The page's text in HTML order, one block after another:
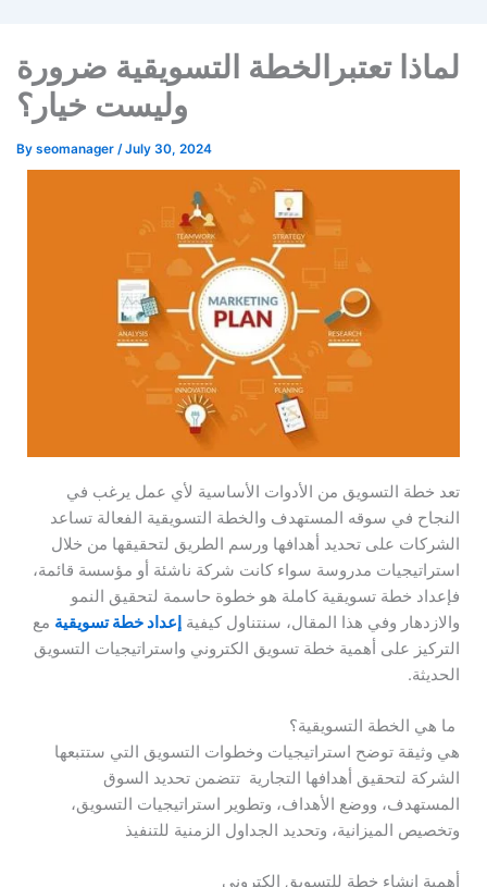
لماذا تعتبرالخطة التسويقية ضرورة
وليست خيار؟​
By seomanager /July 30, 2024
تعد خطة التسويق من الأدوات الأساسية لأي عمل يرغب في
النجاح في سوقه المستهدف والخطة التسويقية الفعالة تساعد
الشركات على تحديد أهدافها ورسم الطريق لتحقيقها من خلال
استراتيجيات مدروسة سواء كانت شركة ناشئة أو مؤسسة قائمة،
فإعداد خطة تسويقية كاملة هو خطوة حاسمة لتحقيق النمو
والازدهار وفي هذا المقال، سنتناول كيفية إعداد خطة تسويقية مع
التركيز على أهمية خطة تسويق الكتروني واستراتيجيات التسويق
الحديثة.
ما هي الخطة التسويقية؟
هي وثيقة توضح استراتيجيات وخطوات التسويق التي ستتبعها
الشركة لتحقيق أهدافها التجارية تتضمن تحديد السوق
المستهدف، ووضع الأهداف، وتطوير استراتيجيات التسويق،
وتخصيص الميزانية، وتحديد الجداول الزمنية للتنفيذ
أهمية إنشاء خطة للتسويق الكتروني